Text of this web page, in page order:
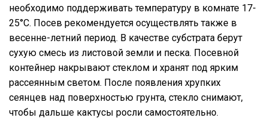
необходимо поддерживать температуру в комнате 17-
25°C. Посев рекомендуется осуществлять также в
весенне-летний период. В качестве субстрата берут
сухую смесь из листовой земли и песка. Посевной
контейнер накрывают стеклом и хранят под ярким
рассеянным светом. После появления хрупких
сеянцев над поверхностью грунта, стекло снимают,
чтобы дальше кактусы росли самостоятельно.